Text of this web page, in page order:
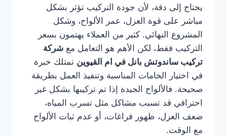
يحتاج إلى دقة، لأن جودة التركيب تؤثر بشكل
مباشر على قوة العزل، عمر الألواح، وشكل
المشروع النهائي. كثير من العملاء يهتمون بسعر
التركيب فقط، لكن الأهم هو التعامل مع شركة
تركيب ساندوتش بانل في ام القيوين تمتلك خبرة
في اختيار الخامات المناسبة وتنفيذ العمل بطريقة
صحيحة. فالألواح الجيدة إذا تم تركيبها بشكل غير
احترافي قد تسبب مشاكل مثل تسرب المياه،
ضعف العزل، ظهور فراغات، أو عدم ثبات الألواح
مع الوقت.